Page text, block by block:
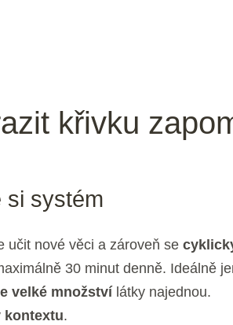
křivku
si systém
učit nové věci a zároveň se
30 minut denně. Ideálně
velké množstvílátky najednou.
kontextu.